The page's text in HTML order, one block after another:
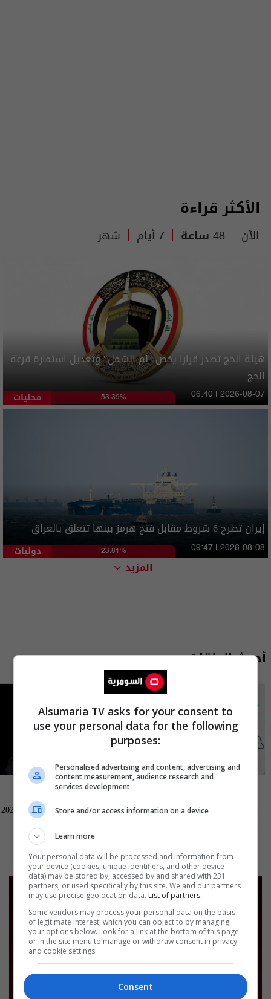
الأكثر قراءة
الآن 48 ساعة 7 أيام شهر
هيئة الحج تصدر قرارا يخص "لم الشمل" وتعديل استمارة قرعة
الحج
محليات 53.39% 06:40 | 2026-08-07
إيران تطرح 6 شروط مقابل فتح هرمز بينها تتعلق بالعراق
دوليات 23.81% 09:47 | 2026-08-08
المزيد
أحدث الحلقات
ناس وناس
بغداد الصدرية - ناس وناس م٩ -
الحلقة ٩٦ | الموسم 9
04:00 | 2026-08-09
العراق في دقيقة
العراق في دقيقة 08-08-2026 | 2026
13:00 | 2026-08-08
Alsumaria TV asks for your consent to
use your personal data for the following
purposes:
Personalised advertising and content, advertising and
content measurement, audience research and
services development
Store and/or access information on a device
Learn more
Your personal data will be processed and information from
your device (cookies, unique identifiers, and other device
data) may be stored by, accessed by and shared with 231
partners, or used specifically by this site. We and our partners
may use precise geolocation data. List of partners.
Some vendors may process your personal data on the basis
of legitimate interest, which you can object to by managing
your options below. Look for a link at the bottom of this page
or in the site menu to manage or withdraw consent in privacy
and cookie settings.
Consent